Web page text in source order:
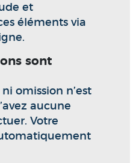
et
éléments via
sont
omission n’est
aucune
Votre